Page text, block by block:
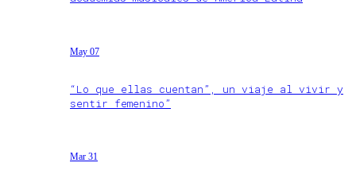
May 07
“Lo que ellas cuentan”, un viaje al vivir y
sentir femenino”
Mar 31